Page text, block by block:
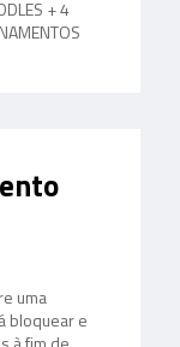
+ 4
uma
bloquear e